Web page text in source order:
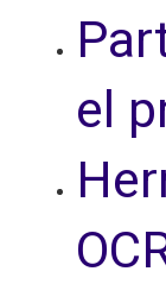
el